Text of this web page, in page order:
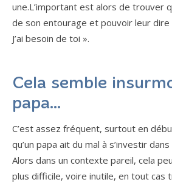
une.L’important est alors de trouver
de son entourage et pouvoir leur
J’ai besoin de toi ».
Cela semble
papa…
C’est assez fréquent, surtout en
qu’un papa ait du mal à s’investir dans
Alors dans un contexte pareil, cela
plus difficile, voire inutile, en tout cas